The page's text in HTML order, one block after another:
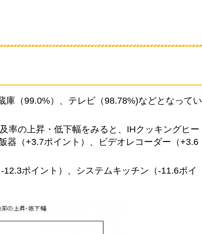
（99.0%）、テレビ（98.78%)などとなってい
率の上昇・低下幅をみると、IHクッキングヒー
器（+3.7ポイント）、ビデオレコーダー（+3.6
ポイント）、システムキッチン（-11.6ポイ